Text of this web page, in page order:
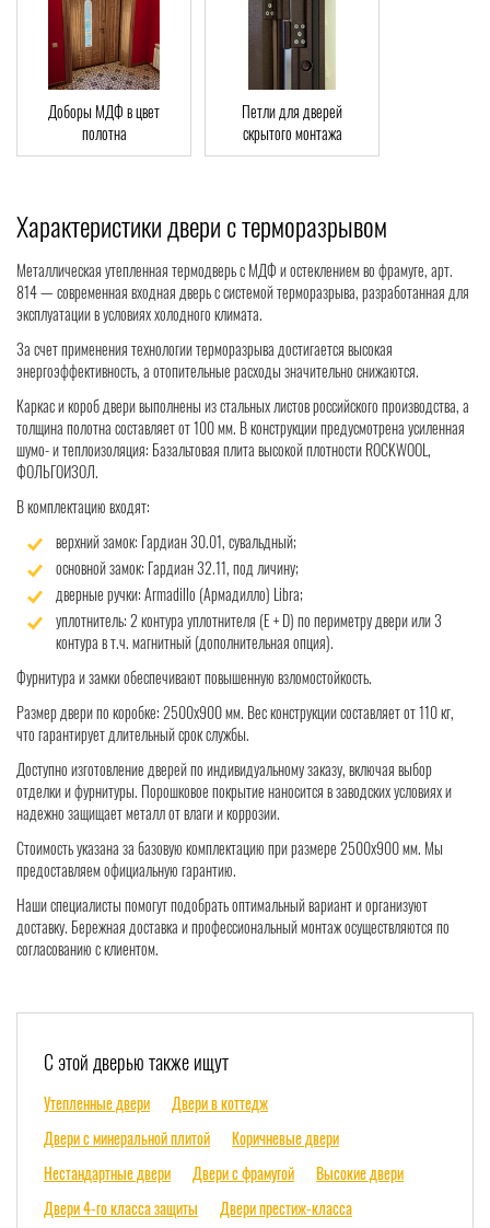
Доборы МДФ в цвет
полотна
Петли для дверей
скрытого монтажа
Характеристики двери с терморазрывом
Металлическая утепленная термодверь с МДФ и остеклением во фрамуге, арт.
814 — современная входная дверь с системой терморазрыва, разработанная для
эксплуатации в условиях холодного климата.
За счет применения технологии терморазрыва достигается высокая
энергоэффективность, а отопительные расходы значительно снижаются.
Каркас и короб двери выполнены из стальных листов российского производства, а
толщина полотна составляет от 100 мм. В конструкции предусмотрена усиленная
шумо- и теплоизоляция: Базальтовая плита высокой плотности ROCKWOOL,
ФОЛЬГОИЗОЛ.
В комплектацию входят:
верхний замок: Гардиан 30.01, сувальдный;
основной замок: Гардиан 32.11, под личину;
дверные ручки: Armadillo (Армадилло) Libra;
уплотнитель: 2 контура уплотнителя (Е + D) по периметру двери или 3
контура в т.ч. магнитный (дополнительная опция).
Фурнитура и замки обеспечивают повышенную взломостойкость.
Размер двери по коробке: 2500x900 мм. Вес конструкции составляет от 110 кг,
что гарантирует длительный срок службы.
Доступно изготовление дверей по индивидуальному заказу, включая выбор
отделки и фурнитуры. Порошковое покрытие наносится в заводских условиях и
надежно защищает металл от влаги и коррозии.
Стоимость указана за базовую комплектацию при размере 2500x900 мм. Мы
предоставляем официальную гарантию.
Наши специалисты помогут подобрать оптимальный вариант и организуют
доставку. Бережная доставка и профессиональный монтаж осуществляются по
согласованию с клиентом.
С этой дверью также ищут
Утепленные двери
Двери в коттедж
Двери с минеральной плитой
Коричневые двери
Нестандартные двери
Двери с фрамугой
Высокие двери
Двери 4-го класса защиты
Двери престиж-класса